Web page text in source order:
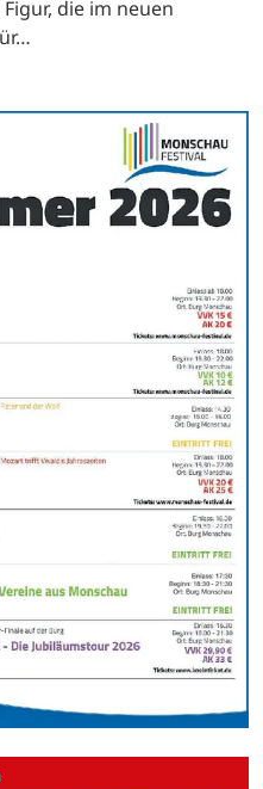
die im neuen